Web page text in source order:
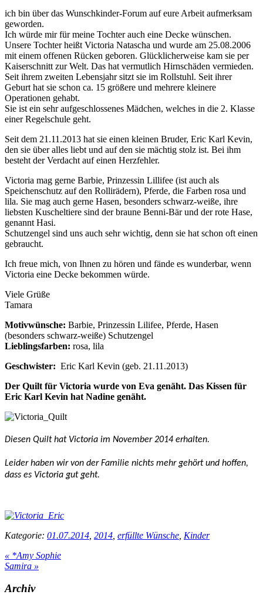
ich bin über das Wunschkinder-Forum auf eure Arbeit aufmerksam
geworden.
Ich würde mir für meine Tochter auch eine Decke wünschen.
Unsere Tochter heißt Victoria Natascha und wurde am 25.08.2006
mit einem offenen Rücken geboren. Glücklicherweise kam sie per
Kaiserschnitt zur Welt. Das hat vermutlich Hirnschäden vermieden.
Seit ihrem zweiten Lebensjahr sitzt sie im Rollstuhl. Seit ihrer
Geburt hat sie schon ca. 15 größere und mehrere kleinere
Operationen gehabt.
Sie ist ein sehr aufgeschlossenes Mädchen, welches in die 2. Klasse
einer Regelschule geht.
Seit dem 21.11.2013 hat sie einen kleinen Bruder, Eric Karl Kevin,
den sie über alles liebt und auf den sie mächtig stolz ist. Bei ihm
besteht der Verdacht auf einen Herzfehler.
Victoria mag gerne Barbie, Prinzessin Lillifee (ist auch als
Speichenschutz auf den Rollirädern), Pferde, die Farben rosa und
lila. Sie mag auch gerne Hasen, besonders schwarz-weiße, ihre
liebsten Kuscheltiere sind der braune Benni-Bär und der rote Hase,
genannt Hasi.
Schutzengel sind uns auch sehr wichtig, denn sie hat schon oft einen
gebraucht.
Ich freue mich, von Ihnen zu hören und fände es wunderbar, wenn
Victoria eine Decke bekommen würde.
Viele Grüße
Tamara
Motivwünsche: Barbie, Prinzessin Lilifee, Pferde, Hasen
(besonders schwarz-weiße) Schutzengel
Lieblingsfarben: rosa, lila
Geschwister: Eric Karl Kevin (geb. 21.11.2013)
Der Quilt für Victoria wurde von Eva genäht. Das Kissen für
Eric Karl Kevin hat Nadine genäht.
Diesen Quilt hat Victoria im November 2014 erhalten.
Leider haben wir von der Familie nichts mehr gehört und hoffen,
dass es Victoria gut geht.
Kategorie: 01.07.2014 2014 erfüllte Wünsche Kinder
Vorheriger
Beitrag:
« *Amy Sophie
Nächster
Samira »
Seitenspalte
Archiv